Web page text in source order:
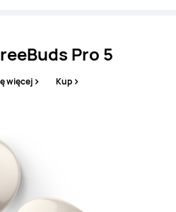
Pro 5
więcej Kup